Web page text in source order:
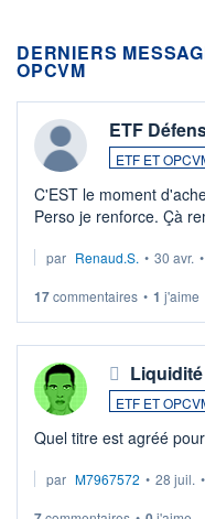
DERNIERS
OPCVM
ETF
ETF ET
C'EST le moment
Perso je renforce. Çà
Investissement long
par Renaud.S. • 30 avr. •
17commentaires • 1 j'aime
ETF ET
Quel titre est agréé
par M7967572 • 28 juil. •